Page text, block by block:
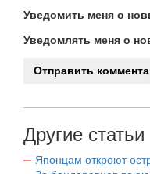
Уведомить меня о
Уведомлять меня о
Другие
Японцам откроют